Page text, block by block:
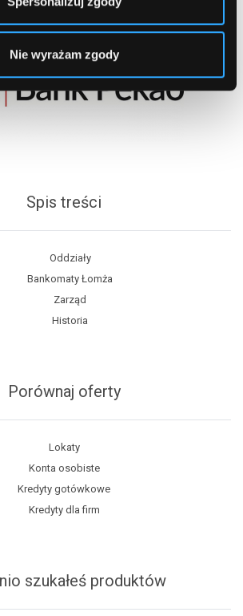
Nie wyrażam zgody
Spis treści
Oddziały
Bankomaty Łomża
Zarząd
Historia
Porównaj oferty
Lokaty
Konta osobiste
Kredyty gotówkowe
Kredyty dla firm
szukałeś produktów